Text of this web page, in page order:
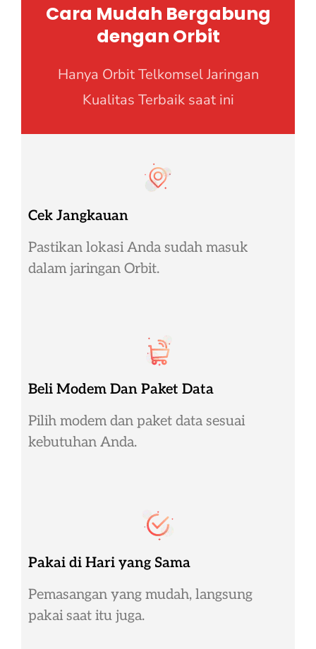
Cara Mudah Bergabung
dengan Orbit
Hanya Orbit Telkomsel Jaringan
Kualitas Terbaik saat ini
Cek Jangkauan
Pastikan lokasi Anda sudah masuk
dalam jaringan Orbit.
Beli Modem Dan Paket Data
Pilih modem dan paket data sesuai
kebutuhan Anda.
Pakai di Hari yang Sama
Pemasangan yang mudah, langsung
pakai saat itu juga.